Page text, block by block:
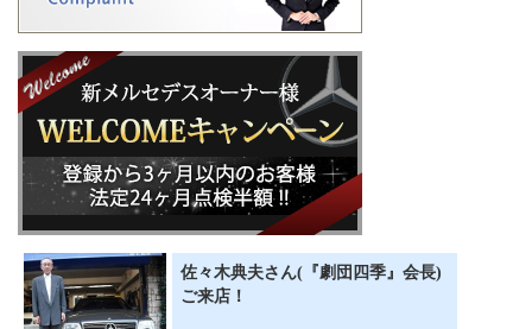
佐々木典夫さん(『劇団四季』会長)
ご来店！